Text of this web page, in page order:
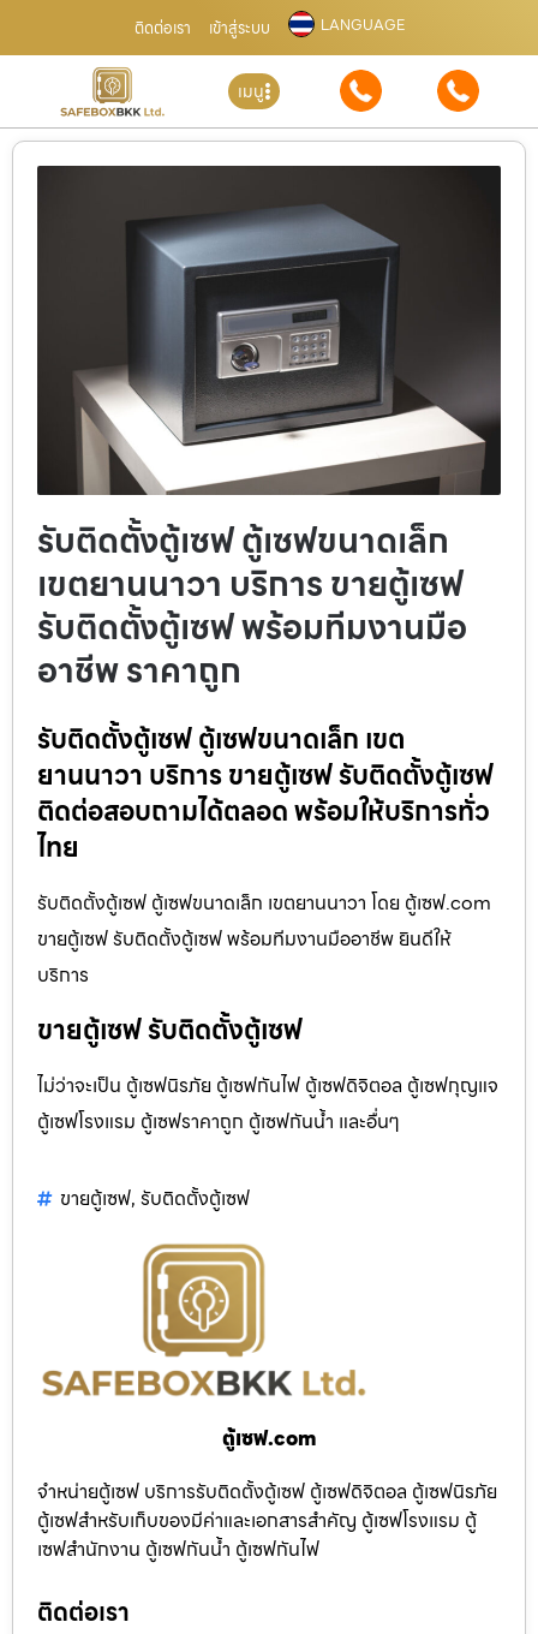
ติดต่อเรา เข้าสู่ระบบ LANGUAGE
เมนู
รับติดตั้งตู้เซฟ ตู้เซฟขนาดเล็ก
เขตยานนาวา บริการ ขายตู้เซฟ
รับติดตั้งตู้เซฟ พร้อมทีมงานมือ
อาชีพ ราคาถูก
รับติดตั้งตู้เซฟ ตู้เซฟขนาดเล็ก เขต
ยานนาวา บริการ ขายตู้เซฟ รับติดตั้งตู้เซฟ
ติดต่อสอบถามได้ตลอด พร้อมให้บริการทั่ว
ไทย
รับติดตั้งตู้เซฟ ตู้เซฟขนาดเล็ก เขตยานนาวา โดย ตู้เซฟ.com
ขายตู้เซฟ รับติดตั้งตู้เซฟ พร้อมทีมงานมืออาชีพ ยินดีให้
บริการ
ขายตู้เซฟ รับติดตั้งตู้เซฟ
ไม่ว่าจะเป็น ตู้เซฟนิรภัย ตู้เซฟกันไฟ ตู้เซฟดิจิตอล ตู้เซฟกุญแจ
ตู้เซฟโรงแรม ตู้เซฟราคาถูก ตู้เซฟกันน้ำ และอื่นๆ
ขายตู้เซฟ, รับติดตั้งตู้เซฟ
ตู้เซฟ.com
จำหน่ายตู้เซฟ บริการรับติดตั้งตู้เซฟ ตู้เซฟดิจิตอล ตู้เซฟนิรภัย
ตู้เซฟสำหรับเก็บของมีค่าและเอกสารสำคัญ ตู้เซฟโรงแรม ตู้
เซฟสำนักงาน ตู้เซฟกันน้ำ ตู้เซฟกันไฟ
ติดต่อเรา